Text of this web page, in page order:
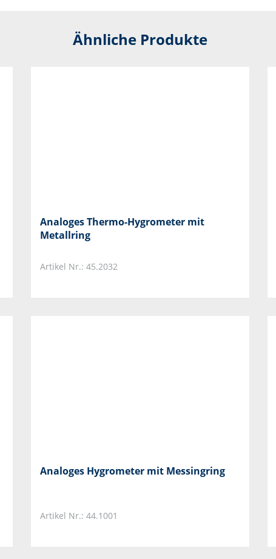
Ähnliche Produkte
Analoges Thermo-Hygrometer mit
Metallring
Artikel Nr.: 45.2032
Analoges Hygrometer mit Messingring
Artikel Nr.: 44.1001